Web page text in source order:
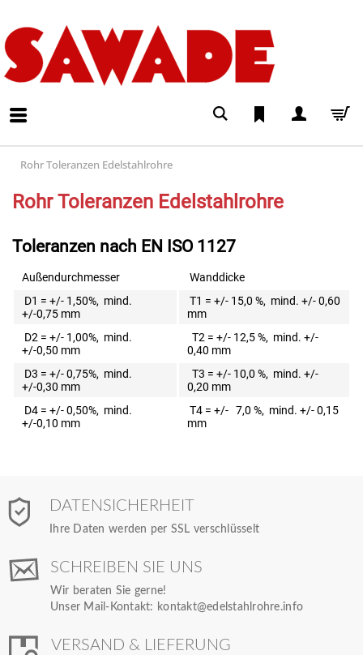
Rohr Toleranzen Edelstahlrohre
Rohr Toleranzen Edelstahlrohre
Toleranzen nach EN ISO 1127
Außendurchmesser
Wanddicke
D1 = +/- 1,50%, mind.
+/-0,75 mm
T1 = +/- 15,0 %, mind. +/- 0,60
mm
D2 = +/- 1,00%, mind.
+/-0,50 mm
T2 = +/- 12,5 %, mind. +/-
0,40 mm
D3 = +/- 0,75%, mind.
+/-0,30 mm
T3 = +/- 10,0 %, mind. +/-
0,20 mm
D4 = +/- 0,50%, mind.
+/-0,10 mm
T4 = +/- 7,0 %, mind. +/- 0,15
mm
DATENSICHERHEIT
Ihre Daten werden per SSL verschlüsselt
SCHREIBEN SIE UNS
Wir beraten Sie gerne!
Unser Mail-Kontakt: kontakt@edelstahlrohre.info
VERSAND & LIEFERUNG